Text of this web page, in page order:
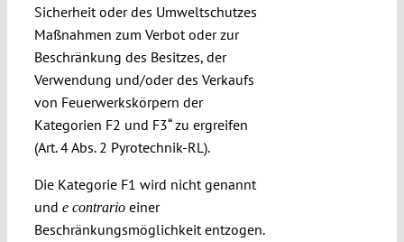
Sicherheit oder des Umweltschutzes
Maßnahmen zum Verbot oder zur
Beschränkung des Besitzes, der
Verwendung und/oder des Verkaufs
von Feuerwerkskörpern der
Kategorien F2 und F3“ zu ergreifen
(Art. 4 Abs. 2 Pyrotechnik-RL).
Die Kategorie F1 wird nicht genannt
und e contrarioeiner
Beschränkungsmöglichkeit entzogen.